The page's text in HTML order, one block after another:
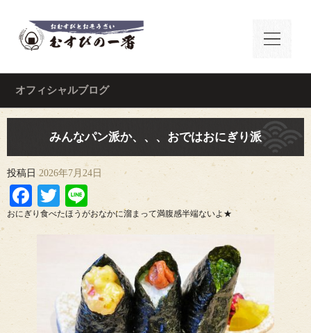
オフィシャルブログ
みんなパン派か、、、おではおにぎり派
投稿日 2026年7月24日
Facebook
Twitter
Line
おにぎり食べたほうがおなかに溜まって満腹感半端ないよ★